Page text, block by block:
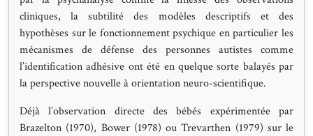
cliniques, la subtilité des modèles descriptifs et des
hypothèses sur le fonctionnement psychique en particulier les
mécanismes de défense des personnes autistes comme
l’identification adhésive ont été en quelque sorte balayés par
la perspective nouvelle à orientation neuro-scientifique.
Déjà l’observation directe des bébés expérimentée par
Brazelton (1970), Bower (1978) ou Trevarthen (1979) sur le